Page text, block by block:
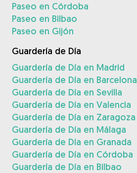
Paseo en Córdoba
Paseo en Bilbao
Paseo en Gijón
Guardería de Día
Guardería de Día en Madrid
Guardería de Día en Barcelona
Guardería de Día en Sevilla
Guardería de Día en Valencia
Guardería de Día en Zaragoza
Guardería de Día en Málaga
Guardería de Día en Granada
Guardería de Día en Córdoba
Guardería de Día en Bilbao